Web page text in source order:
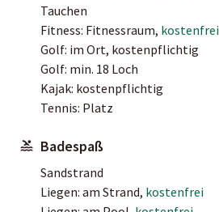
Tauchen
Fitness: Fitnessraum, kostenfrei
Golf: im Ort, kostenpflichtig
Golf: min. 18 Loch
Kajak: kostenpflichtig
Tennis: Platz
Badespaß
Sandstrand
Liegen: am Strand, kostenfrei